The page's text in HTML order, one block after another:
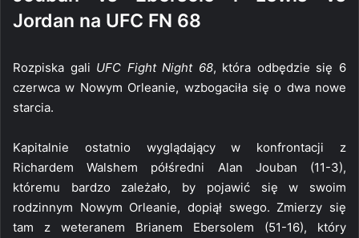
Jordan na UFC FN 68
Rozpiska gali UFC Fight Night 68, która odbędzie się 6
czerwca w Nowym Orleanie, wzbogaciła się o dwa nowe
starcia.
Kapitalnie ostatnio wyglądający w konfrontacji z
Richardem Walshem półśredni Alan Jouban (11-3),
któremu bardzo zależało, by pojawić się w swoim
rodzinnym Nowym Orleanie, dopiął swego. Zmierzy się
tam z weteranem Brianem Ebersolem (51-16), który